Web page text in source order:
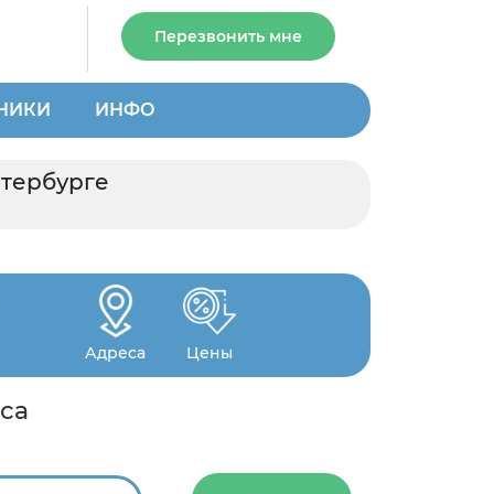
Перезвонить мне
ИНФО
Адреса Цены